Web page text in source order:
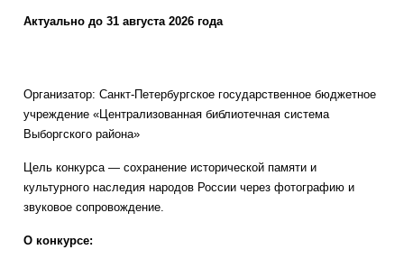
Актуально до 31 августа 2026 года
Организатор: Санкт-Петербургское государственное бюджетное
учреждение «Централизованная библиотечная система
Выборгского района»
Цель конкурса — сохранение исторической памяти и
культурного наследия народов России через фотографию и
звуковое сопровождение.
О конкурсе: